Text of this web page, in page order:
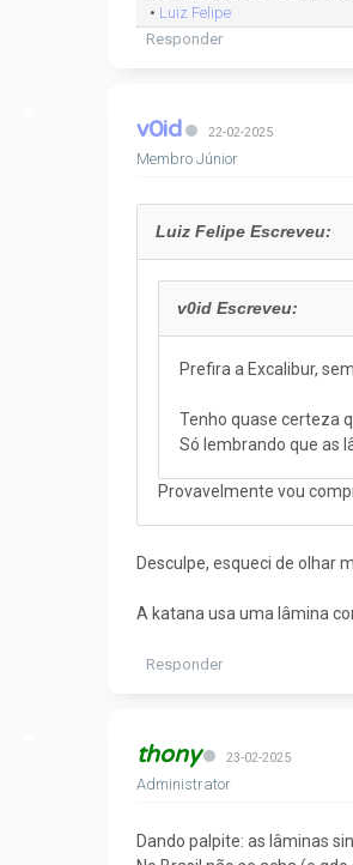
• Luiz Felipe
Responder
v0id 22-02-2025
Membro Júnior
Luiz Felipe Escreveu:
v0id Escreveu:
Prefira a Excalibur,
Tenho quase certeza
Só lembrando que as
Provavelmente vou
Desculpe, esqueci de olhar
A katana usa uma lâmina
Responder
thony 23-02-2025
Administrator
Dando palpite: as lâminas